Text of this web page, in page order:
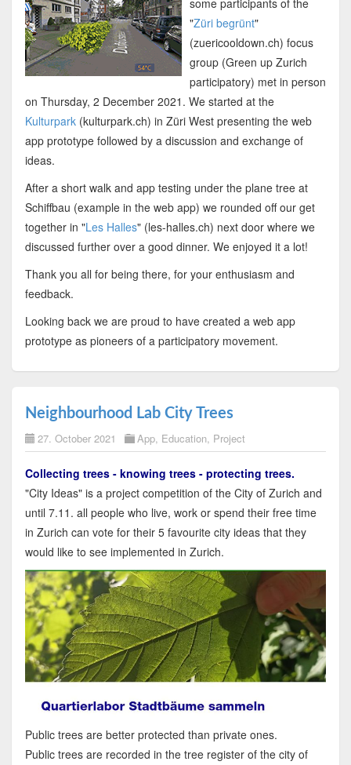
"Züri begrünt"
(zuericooldown.ch) focus
group (Green up Zurich
participatory) met in person
on Thursday, 2 December 2021. We started at the
Kulturpark(kulturpark.ch) in Züri West presenting the web
app prototype followed by a discussion and exchange of
ideas.
After a short walk and app testing under the plane tree at
Schiffbau (example in the web app) we rounded off our get
together in "Les Halles" (les-halles.ch) next door where we
discussed further over a good dinner. We enjoyed it a lot!
Thank you all for being there, for your enthusiasm and
feedback.
Looking back we are proud to have created a web app
prototype as pioneers of a participatory movement.
Neighbourhood Lab City Trees
27. October 2021 App, Education, Project
Collecting trees - knowing trees - protecting trees.
"City Ideas" is a project competition of the City of Zurich and
until 7.11. all people who live, work or spend their free time
in Zurich can vote for their 5 favourite city ideas that they
would like to see implemented in Zurich.
Public trees are better protected than private ones.
Public trees are recorded in the tree register of the city of